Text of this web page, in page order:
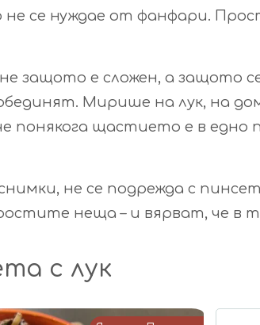
не се нуждае от фанфари.
защото е сложен, а защото
Мирише на лук, на
понякога щастието е в едно
не се подрежда с
неща – и вярват, че в
с лук